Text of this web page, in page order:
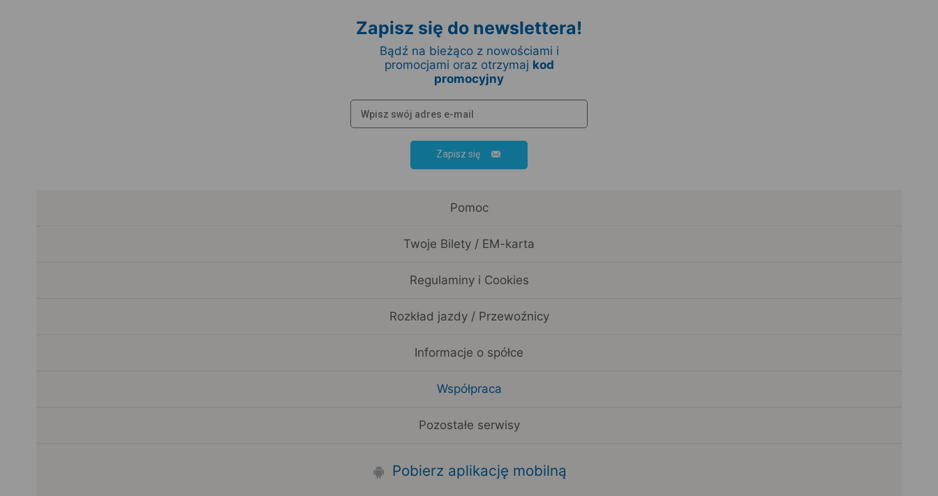
Zapisz się do newslettera!
Bądź na bieżąco z nowościami i
promocjami oraz otrzymaj kod
promocyjny
Zapisz się
Pomoc
Twoje Bilety / EM-karta
Regulaminy i Cookies
Rozkład jazdy / Przewoźnicy
Informacje o spółce
Współpraca
Pozostałe serwisy
Pobierz aplikację mobilną